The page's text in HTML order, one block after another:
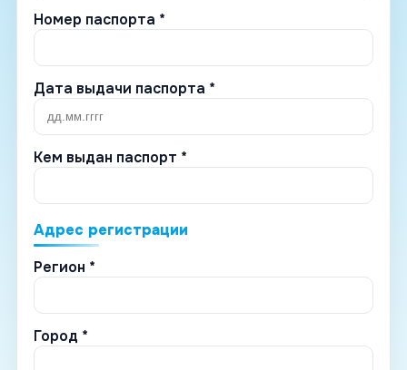
Номер паспорта *
Дата выдачи паспорта *
Кем выдан паспорт *
Адрес регистрации
Регион *
Город *